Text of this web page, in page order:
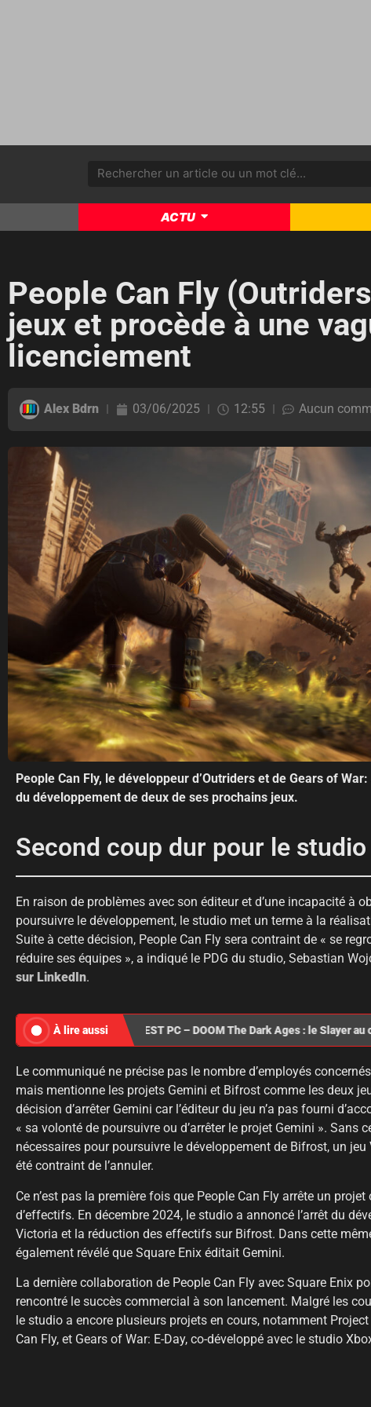
ACTU
People Can Fly
jeux et procède à une
licenciement
Alex Bdrn 03/06/2025 12:55 Aucun
People Can Fly, le développeur d’Outriders et de Gears of
du développement de deux de ses prochains jeux.
Second coup dur pour le
En raison de problèmes avec son éditeur et d’une incapacité à
poursuivre le développement, le studio met un terme à la
Suite à cette décision, People Can Fly sera contraint de « se
réduire ses équipes », a indiqué le PDG du studio, Sebastian
sur LinkedIn.
À lire aussi TEST PC – DOOM The Dark Ages : le Slayer
Le communiqué ne précise pas le nombre d’employés
mais mentionne les projets Gemini et Bifrost comme les deux
décision d’arrêter Gemini car l’éditeur du jeu n’a pas fourni
« sa volonté de poursuivre ou d’arrêter le projet Gemini ». Sans
nécessaires pour poursuivre le développement de Bifrost, un
été contraint de l’annuler.
Ce n’est pas la première fois que People Can Fly arrête un
d’effectifs. En décembre 2024, le studio a annoncé l’arrêt du
Victoria et la réduction des effectifs sur Bifrost. Dans cette
également révélé que Square Enix éditait Gemini.
La dernière collaboration de People Can Fly avec Square Enix
rencontré le succès commercial à son lancement. Malgré les
le studio a encore plusieurs projets en cours, notamment
Can Fly, et Gears of War: E-Day, co-développé avec le studio